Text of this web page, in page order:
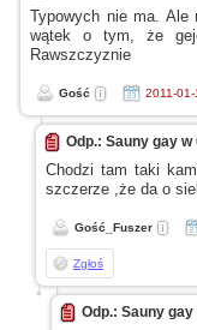
Typowych nie ma. Ale
wąteko tym, że
Rawszczyznie
Gość 2011-
Odp.: Sauny gay
Chodzi tam taki
szczerze ,że dao
Gość_Fuszer
Zgłoś
Odp.: Sauny